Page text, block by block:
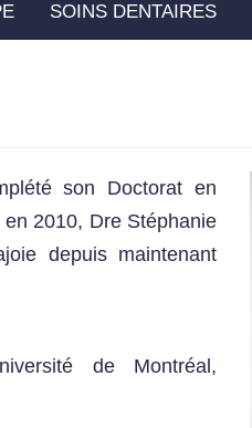
SOINS DENTAIRES
son Doctorat en
2010, Dre Stéphanie
depuis maintenant
de Montréal,